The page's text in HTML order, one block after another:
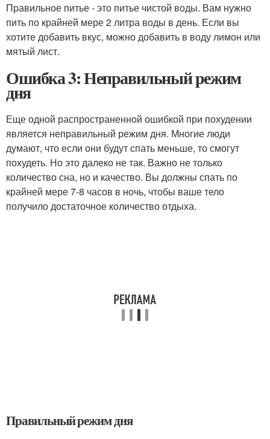
Правильное питье - это питье чистой воды. Вам нужно
пить по крайней мере 2 литра воды в день. Если вы
хотите добавить вкус, можно добавить в воду лимон или
мятый лист.
Ошибка 3: Неправильный режим
дня
Еще одной распространенной ошибкой при похудении
является неправильный режим дня. Многие люди
думают, что если они будут спать меньше, то смогут
похудеть. Но это далеко не так. Важно не только
количество сна, но и качество. Вы должны спать по
крайней мере 7-8 часов в ночь, чтобы ваше тело
получило достаточное количество отдыха.
Правильный режим дня